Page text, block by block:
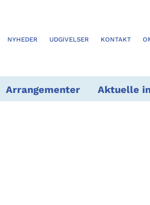
NYHEDER UDGIVELSER KONTAKT
Arrangementer Aktuelle